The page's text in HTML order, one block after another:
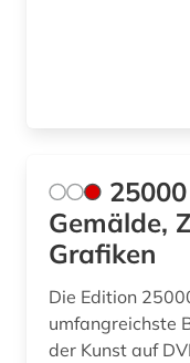
chemie (6)
chorgestühl (1)
Gemälde,
Grafiken
Die Edition
umfangreichste
der Kunst auf